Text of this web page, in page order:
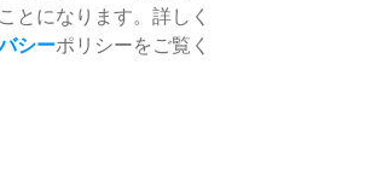
とになります。詳しく
シーポリシーをご覧く